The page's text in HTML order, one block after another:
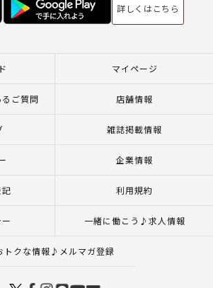
詳しくはこちら
マイページ
ご質問 店舗情報
雑誌掲載情報
企業情報
利用規約
一緒に働こう♪求人情報
トクな情報♪メルマガ登録